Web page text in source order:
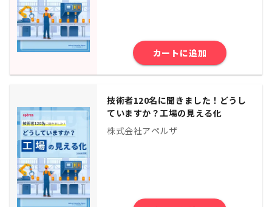
カートに追加
技術者120名に聞きました！どうし
ていますか？工場の見える化
株式会社アペルザ